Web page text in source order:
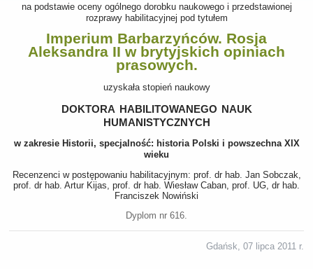
na podstawie oceny ogólnego dorobku naukowego i przedstawionej
rozprawy habilitacyjnej pod tytułem
Imperium Barbarzyńców. Rosja
Aleksandra II w brytyjskich opiniach
prasowych.
uzyskała stopień naukowy
doktora habilitowanego nauk
humanistycznych
w zakresie Historii, specjalność: historia Polski i powszechna XIX
wieku
Recenzenci w postępowaniu habilitacyjnym: prof. dr hab. Jan Sobczak,
prof. dr hab. Artur Kijas, prof. dr hab. Wiesław Caban, prof. UG, dr hab.
Franciszek Nowiński
Dyplom nr 616.
Gdańsk, 07 lipca 2011 r.